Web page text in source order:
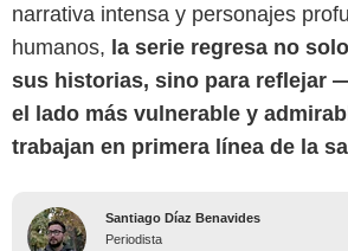
narrativa intensa y personajes
humanos, la serie regresa no
sus historias, sino para reflejar
el lado más vulnerable y
trabajan en primera línea de la
Santiago Díaz Benavides
Periodista